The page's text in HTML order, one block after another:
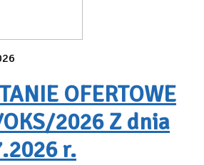
OFERTOWE
2026 Z dnia
r.